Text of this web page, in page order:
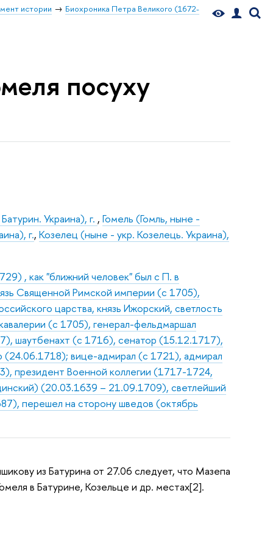
истории
Биохроника Петра Великого (1672-
посуху
Украина), г. ,Гомель (Гомль, ныне -
г.,Козелец (ныне - укр. Козелець. Украина),
, как "ближний человек" был с П. в
Священной Римской империи (с 1705),
царства, князь Ижорский, светлость
(с 1705), генерал-фельдмаршал
шаутбенахт (с 1716), сенатор (15.12.1717),
(24.06.1718); вице-адмирал (с 1721), адмирал
президент Военной коллегии (1717-1724,
(20.03.1639 – 21.09.1709), светлейший
перешел на сторону шведов (октябрь
из Батурина от 27.06 следует, что Мазепа
в Батурине, Козельце и др. местах[2].